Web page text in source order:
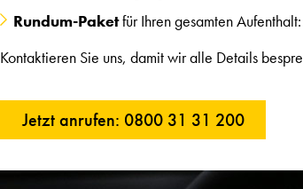
Rundum-Paketfür Ihren gesamten
Kontaktieren Sie uns, damit wir alle Details
Jetzt anrufen: 0800 31 31 200